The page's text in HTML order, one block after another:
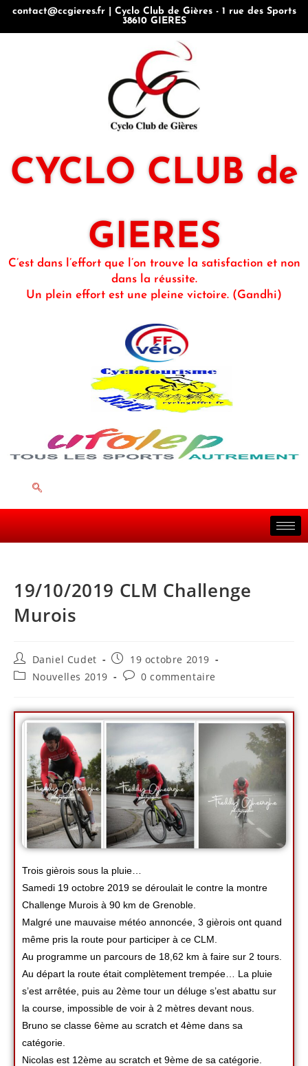
contact@ccgieres.fr | Cyclo Club de Gières - 1 rue des Sports
38610 GIERES
CYCLO CLUB de
GIERES
C’est dans l’effort que l’on trouve la satisfaction et non
dans la réussite.
Un plein effort est une pleine victoire. (Gandhi)
19/10/2019 CLM Challenge
Murois
Daniel Cudet
19 octobre 2019
Nouvelles 2019
0 commentaire
Trois gièrois sous la pluie…
Samedi 19 octobre 2019 se déroulait le contre la montre
Challenge Murois à 90 km de Grenoble.
Malgré une mauvaise météo annoncée, 3 gièrois ont quand
même pris la route pour participer à ce CLM.
Au programme un parcours de 18,62 km à faire sur 2 tours.
Au départ la route était complètement trempée… La pluie
s’est arrêtée, puis au 2ème tour un déluge s’est abattu sur
la course, impossible de voir à 2 mètres devant nous.
Bruno se classe 6ème au scratch et 4ème dans sa
catégorie.
Nicolas est 12ème au scratch et 9ème de sa catégorie.